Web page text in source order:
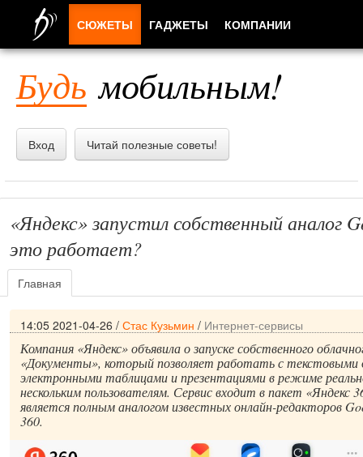
Будь мобильным!
Вход Читай полезные советы!
«Яндекс» запустил собственный аналог
это работает?
Главная
14:05 2021-04-26 / Стас Кузьмин / Интернет-сервисы
Компания «Яндекс» объявила о запуске собственного
«Документы», который позволяет работать с текстовыми
электронными таблицами и презентациями в режиме
нескольким пользователям. Сервис входит в пакет «Яндекс
является полным аналогом известных онлайн-редакторов
360.
СЮЖЕТЫ ГАДЖЕТЫ КОМПАНИИ
ПРИЛОЖЕНИЯ